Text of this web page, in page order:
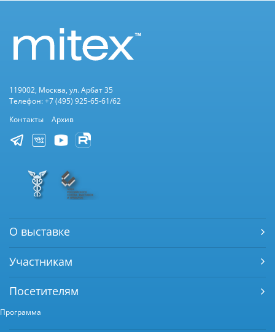
119002, Москва, ул. Арбат 35
Телефон: +7 (495) 925-65-61/62
Контакты
Архив
О выставке
Участникам
Посетителям
Программа